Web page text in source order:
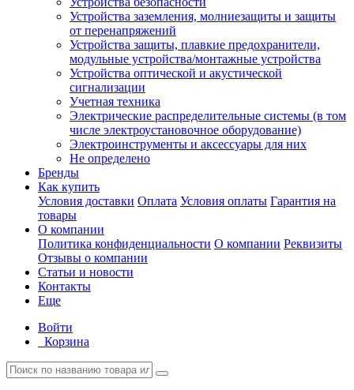
Устройства заземления, молниезащиты и защиты
от перенапряжений
Устройства защиты, плавкие предохранители,
модульные устройства/монтажные устройства
Устройства оптической и акустической
сигнализации
Учетная техника
Электрические распределительные системы (в том
числе электроустановочное оборудование)
Электроинструменты и аксессуары для них
Не определено
Бренды
Как купить
Условия доставки Оплата Условия оплаты Гарантия на
товары
О компании
Политика конфиденциальности О компании Реквизиты
Отзывы о компании
Статьи и новости
Контакты
Еще
Войти
Корзина